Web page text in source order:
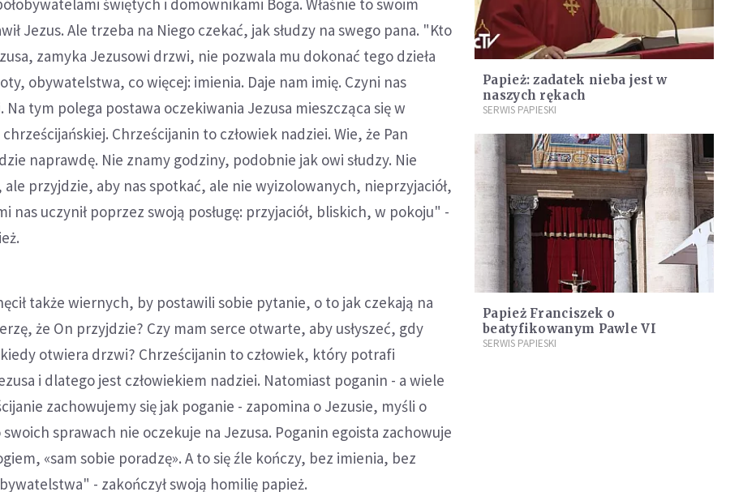
Jezus. Ale trzeba na Niego czekać, jak słudzy na swego pana. "Kto
zamyka Jezusowi drzwi, nie pozwala mu dokonać tego dzieła
obywatelstwa, co więcej: imienia. Daje nam imię. Czyni nas
Na tym polega postawa oczekiwania Jezusa mieszcząca się w
Chrześcijanin to człowiek nadziei. Wie, że Pan
naprawdę. Nie znamy godziny, podobnie jak owi słudzy. Nie
ale przyjdzie, aby nas spotkać, ale nie wyizolowanych, nieprzyjaciół,
nas uczynił poprzez swoją posługę: przyjaciół, bliskich, w pokoju" -
także wiernych, by postawili sobie pytanie, o to jak czekają na
że On przyjdzie? Czy mam serce otwarte, aby usłyszeć, gdy
otwiera drzwi? Chrześcijanin to człowiek, który potrafi
i dlatego jest człowiekiem nadziei. Natomiast poganin - a wiele
zachowujemy się jak poganie - zapomina o Jezusie, myśli o
sprawach nie oczekuje na Jezusa. Poganin egoista zachowuje
«sam sobie poradzę». A to się źle kończy, bez imienia, bez
- zakończył swoją homilię papież.
Papież: zadatek nieba jest w
naszych rękach
SERWIS PAPIESKI
Papież Franciszek o
beatyfikowanym Pawle VI
SERWIS PAPIESKI